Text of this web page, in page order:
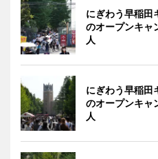
にぎわう早稲田
のオープンキャ
人
にぎわう早稲田
のオープンキャ
人